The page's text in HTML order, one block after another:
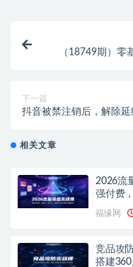
（18749期）零
下一篇
抖音被禁注销后，解除
相关文章
2026流
强付费
福缘网
竞品攻
搭建